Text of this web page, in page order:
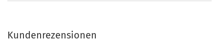
Kundenrezensionen